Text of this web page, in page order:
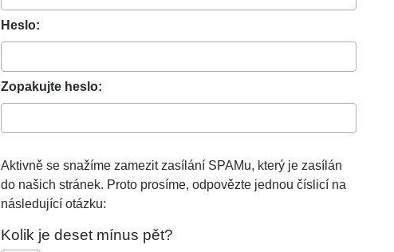
Heslo:
Zopakujte heslo:
Aktivně se snažíme zamezit zasílání SPAMu, který je zasílán
do našich stránek. Proto prosíme, odpovězte jednou číslicí na
následující otázku:
Kolik je deset mínus pět?